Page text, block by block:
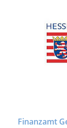
Finanzamt